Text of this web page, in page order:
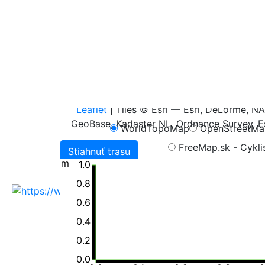
WorldTopoMap
FreeMap.sk -
0.0
0.2
0.4
0.6
0.8
1.0
m
Leaflet | Tiles © Esri — Esri, DeLorme,
GeoBase, Kadaster NL, Ordnance Survey,
Stiahnuť trasu
Všetky publikované dáta na portáli sú
chránené v zmysle autorského zákona,